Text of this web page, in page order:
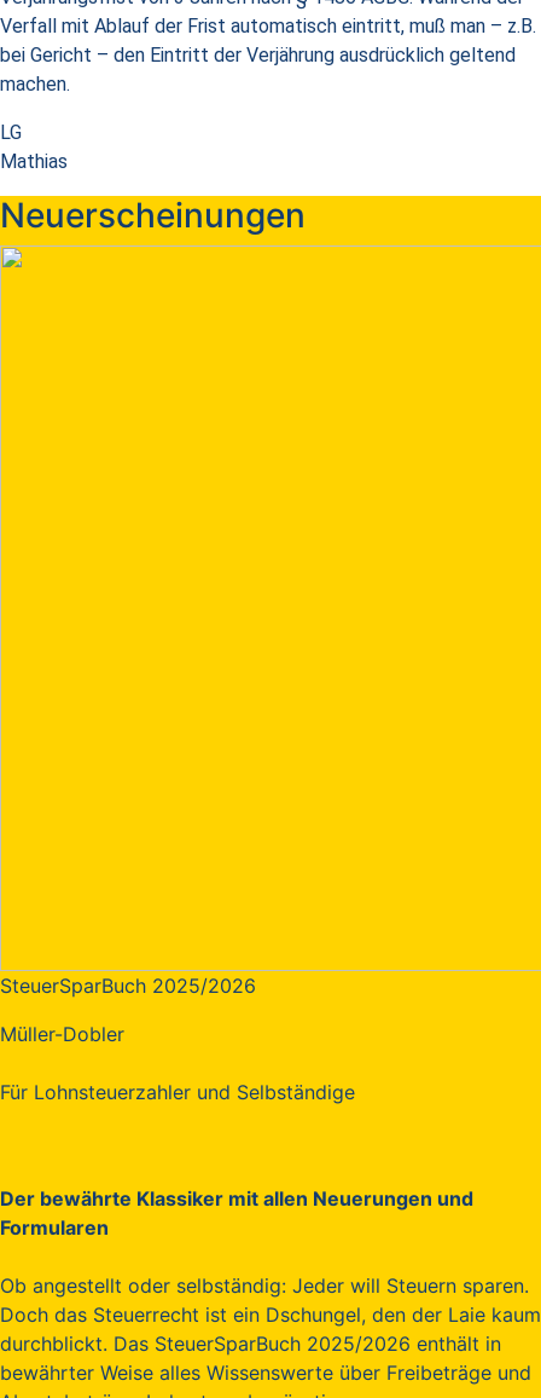
Verfall mit Ablauf der Frist automatisch eintritt, muß man – z.B.
bei Gericht – den Eintritt der Verjährung ausdrücklich geltend
machen.
LG
Mathias
Neuerscheinungen
SteuerSparBuch 2025/2026
Müller-Dobler
Für Lohnsteuerzahler und Selbständige
Der bewährte Klassiker mit allen Neuerungen und
Formularen
Ob angestellt oder selbständig: Jeder will Steuern sparen.
Doch das Steuerrecht ist ein Dschungel, den der Laie kaum
durchblickt. Das SteuerSparBuch 2025/2026 enthält in
bewährter Weise alles Wissenswerte über Freibeträge und